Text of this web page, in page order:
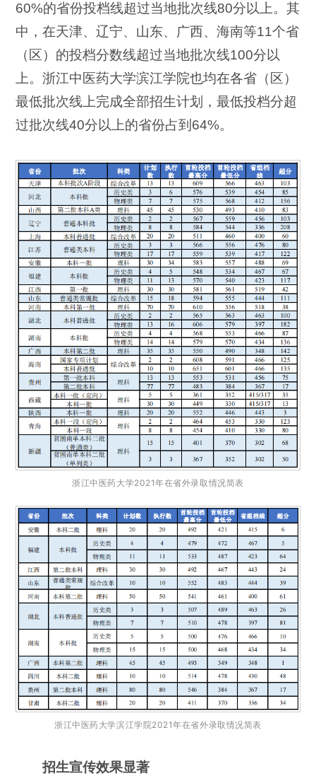
60%的省份投档线超过当地批次线80分以上。其
中，在天津、辽宁、山东、广西、海南等11个省
（区）的投档分数线超过当地批次线100分以
上。浙江中医药大学滨江学院也均在各省（区）
最低批次线上完成全部招生计划，最低投档分超
过批次线40分以上的省份占到64%。
浙江中医药大学2021年在省外录取情况简表
浙江中医药大学滨江学院2021年在省外录取情况简表
招生宣传效果显著